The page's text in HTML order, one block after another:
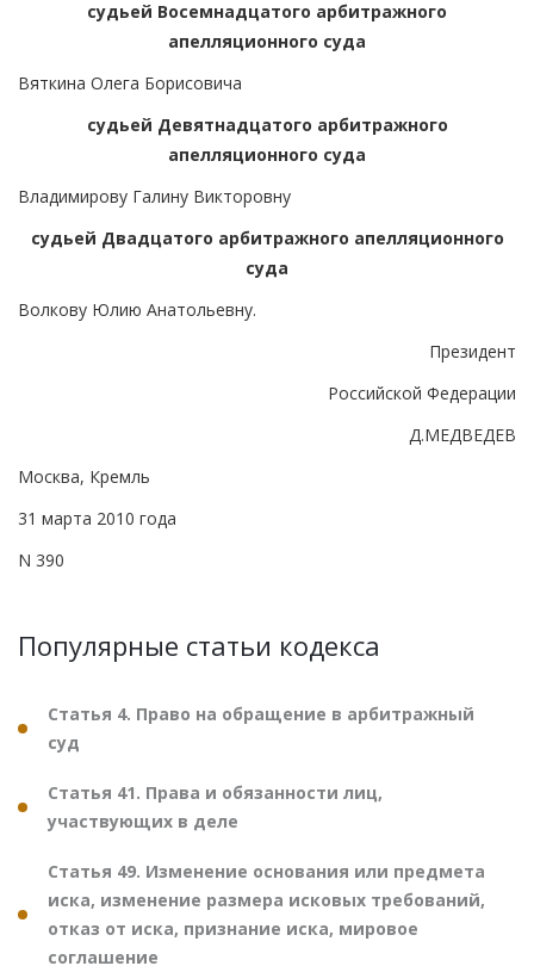
судьей Восемнадцатого арбитражного
апелляционного суда
Вяткина Олега Борисовича
судьей Девятнадцатого арбитражного
апелляционного суда
Владимирову Галину Викторовну
судьей Двадцатого арбитражного апелляционного
суда
Волкову Юлию Анатольевну.
Президент
Российской Федерации
Д.МЕДВЕДЕВ
Москва, Кремль
31 марта 2010 года
N 390
Популярные статьи кодекса
Статья 4. Право на обращение в арбитражный
суд
Статья 41. Права и обязанности лиц,
участвующих в деле
Статья 49. Изменение основания или предмета
иска, изменение размера исковых требований,
отказ от иска, признание иска, мировое
соглашение